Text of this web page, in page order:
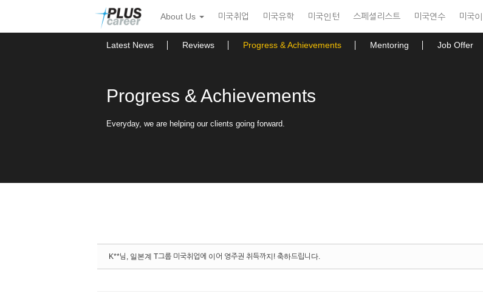
뉴
토
About Us 미국취업 미국유학 미국인턴 스페셜리스트 미국연수 미국
Latest News Reviews Progress & Achievements Mentoring Job Offer
Progress & Achievements
Everyday, we are helping our clients going forward.
K**님, 일본계 T그룹 미국취업에 이어 영주권 취득까지! 축하드립니다.